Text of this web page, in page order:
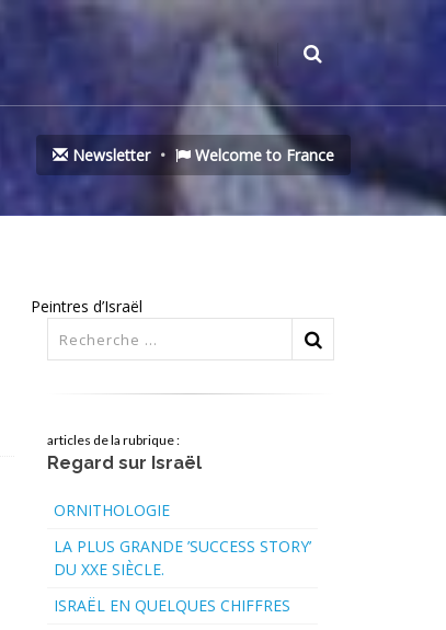
Newsletter Welcome to France
Peintres d’Israël
articles de la rubrique :
Regard sur Israël
ORNITHOLOGIE
LA PLUS GRANDE ’SUCCESS STORY’
DU XXE SIÈCLE.
ISRAËL EN QUELQUES CHIFFRES